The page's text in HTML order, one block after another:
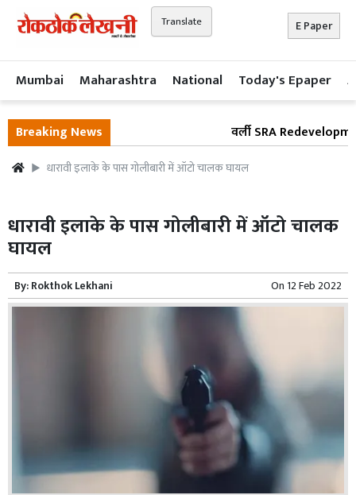
Translate E Paper
Mumbai Maharashtra National Today's Epaper
Breaking News वर्ली SRA
धारावी इलाके के पास गोलीबारी में ऑटो चालक घायल
धारावी इलाके के पास गोलीबारी में ऑटो चालक
घायल
By:Rokthok Lekhani On 12 Feb 2022